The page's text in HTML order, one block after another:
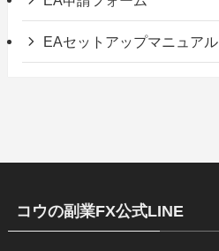
EAセットアップマニュアル
コウの副業FX公式LINE